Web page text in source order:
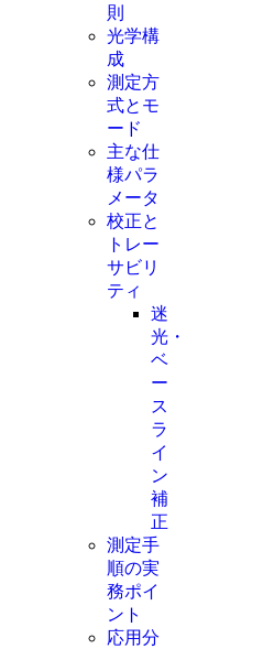
則
光学構
成
測定方
式とモ
ード
主な仕
様パラ
メータ
校正と
トレー
サビリ
ティ
迷
光・
ベ
ー
ス
ラ
イ
ン
補
正
測定手
順の実
務ポイ
ント
応用分